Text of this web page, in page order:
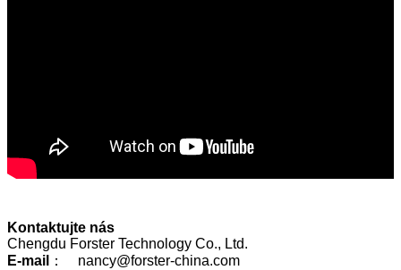
Kontaktujte nás
Chengdu Forster Technology Co., Ltd.
E-mail
： nancy@forster-china.com